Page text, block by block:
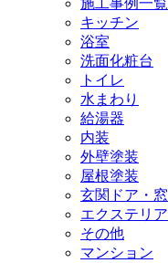
施工事例一覧
キッチン
浴室
洗面化粧台
トイレ
水まわり
給湯器
内装
外壁塗装
屋根塗装
玄関ドア・窓
エクステリア
その他
マンション